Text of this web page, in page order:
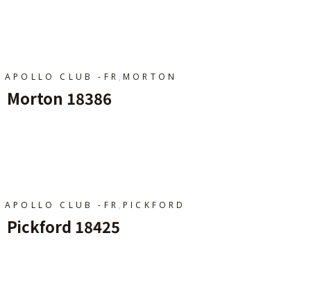
APOLLO CLUB -FR , MORTON
Morton 18386
APOLLO CLUB -FR , PICKFORD
Pickford 18425